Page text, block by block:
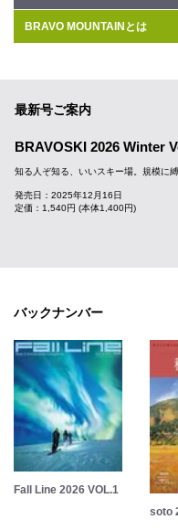
BRAVO MOUNTAINとは
最新号ご案内
BRAVOSKI 2026 Winter
知る人ぞ知る、いいスキー場。規模に
発売日：2025年12月16日
定価：1,540円 (本体1,400円)
バックナンバー
Fall Line 2026 VOL.1
soto